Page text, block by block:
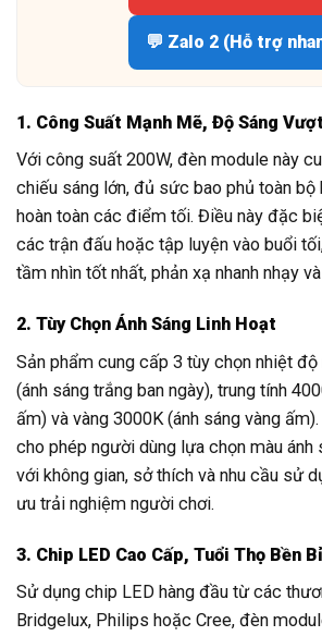
💬 Zalo 2 (Hỗ trợ
1. Công Suất Mạnh Mẽ, Độ Sáng
Với công suất 200W, đèn module này
chiếu sáng lớn, đủ sức bao phủ toàn bộ
hoàn toàn các điểm tối. Điều này đặc
các trận đấu hoặc tập luyện vào buổi
tầm nhìn tốt nhất, phản xạ nhanh nhạy
2. Tùy Chọn Ánh Sáng Linh Hoạt
Sản phẩm cung cấp 3 tùy chọn nhiệt
(ánh sáng trắng ban ngày), trung tính
ấm) và vàng 3000K (ánh sáng vàng
cho phép người dùng lựa chọn màu ánh
với không gian, sở thích và nhu cầu sử
ưu trải nghiệm người chơi.
3. Chip LED Cao Cấp, Tuổi Thọ Bền Bỉ
Sử dụng chip LED hàng đầu từ các
Bridgelux, Philips hoặc Cree, đèn